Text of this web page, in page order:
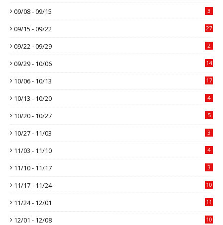
09/08 - 09/15 3
09/15 - 09/22 27
09/22 - 09/29 2
09/29 - 10/06 14
10/06 - 10/13 17
10/13 - 10/20 4
10/20 - 10/27 5
10/27 - 11/03 3
11/03 - 11/10 4
11/10 - 11/17 3
11/17 - 11/24 10
11/24 - 12/01 11
12/01 - 12/08 10